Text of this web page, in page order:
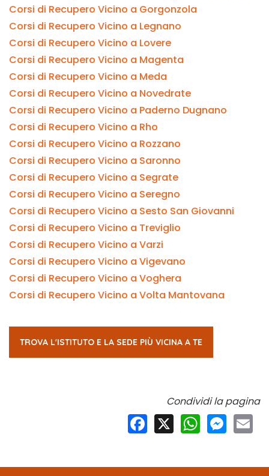
Corsi di Recupero Vicino a Gorgonzola
Corsi di Recupero Vicino a Legnano
Corsi di Recupero Vicino a Lovere
Corsi di Recupero Vicino a Magenta
Corsi di Recupero Vicino a Meda
Corsi di Recupero Vicino a Novedrate
Corsi di Recupero Vicino a Paderno Dugnano
Corsi di Recupero Vicino a Rho
Corsi di Recupero Vicino a Rozzano
Corsi di Recupero Vicino a Saronno
Corsi di Recupero Vicino a Segrate
Corsi di Recupero Vicino a Seregno
Corsi di Recupero Vicino a Sesto San Giovanni
Corsi di Recupero Vicino a Treviglio
Corsi di Recupero Vicino a Varzi
Corsi di Recupero Vicino a Vigevano
Corsi di Recupero Vicino a Voghera
Corsi di Recupero Vicino a Volta Mantovana
TROVA L'ISTITUTO E LA SEDE PIÙ VICINA A TE
Condividi la pagina
Facebook
WhatsApp